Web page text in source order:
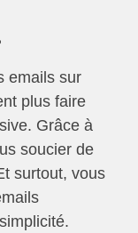
emails sur
plus faire
Grâce à
soucier de
surtout, vous